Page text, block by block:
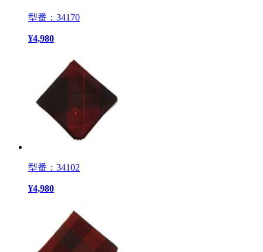
型番：34170
¥4,980
型番：34102
¥4,980